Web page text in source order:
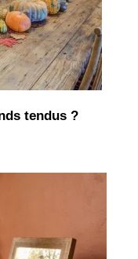
tendus ?